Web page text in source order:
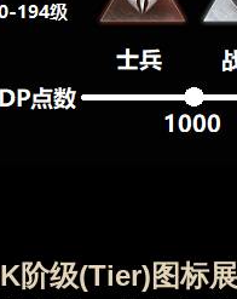
阶级(Tier)图标